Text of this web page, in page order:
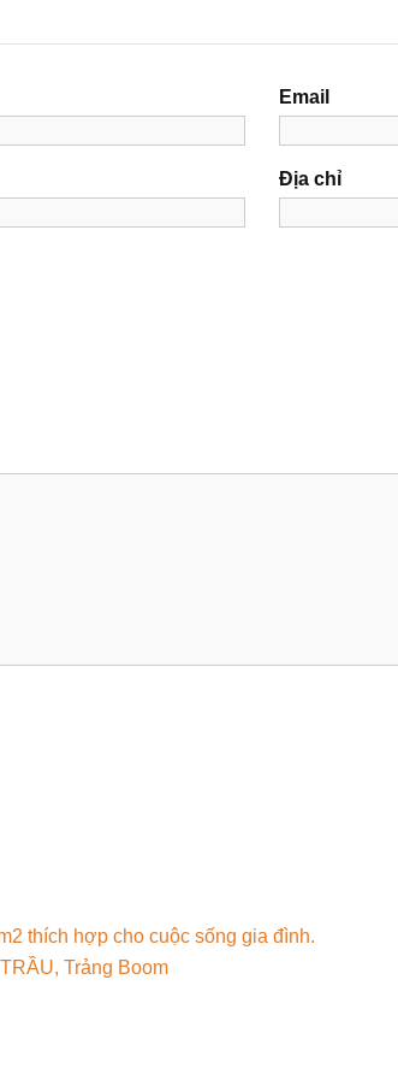
Email
Địa chỉ
thích hợp cho cuộc sống gia đình.
Trảng Boom